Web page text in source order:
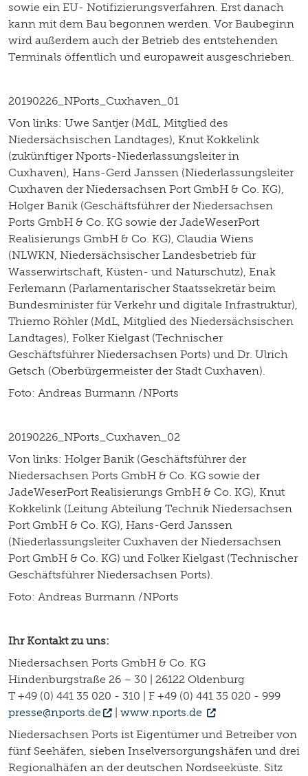
sowie ein EU- Notifizierungsverfahren. Erst danach
kann mit dem Bau begonnen werden. Vor Baubeginn
wird außerdem auch der Betrieb des entstehenden
Terminals öffentlich und europaweit ausgeschrieben.
20190226_NPorts_Cuxhaven_01
Von links: Uwe Santjer (MdL, Mitglied des
Niedersächsischen Landtages), Knut Kokkelink
(zukünftiger Nports-Niederlassungsleiter in
Cuxhaven), Hans-Gerd Janssen (Niederlassungsleiter
Cuxhaven der Niedersachsen Port GmbH & Co. KG),
Holger Banik (Geschäftsführer der Niedersachsen
Ports GmbH & Co. KG sowie der JadeWeserPort
Realisierungs GmbH & Co. KG), Claudia Wiens
(NLWKN, Niedersächsischer Landesbetrieb für
Wasserwirtschaft, Küsten- und Naturschutz), Enak
Ferlemann (Parlamentarischer Staatssekretär beim
Bundesminister für Verkehr und digitale Infrastruktur),
Thiemo Röhler (MdL, Mitglied des Niedersächsischen
Landtages), Folker Kielgast (Technischer
Geschäftsführer Niedersachsen Ports) und Dr. Ulrich
Getsch (Oberbürgermeister der Stadt Cuxhaven).
Foto: Andreas Burmann /NPorts
20190226_NPorts_Cuxhaven_02
Von links: Holger Banik (Geschäftsführer der
Niedersachsen Ports GmbH & Co. KG sowie der
JadeWeserPort Realisierungs GmbH & Co. KG), Knut
Kokkelink (Leitung Abteilung Technik Niedersachsen
Port GmbH & Co. KG), Hans-Gerd Janssen
(Niederlassungsleiter Cuxhaven der Niedersachsen
Port GmbH & Co. KG) und Folker Kielgast (Technischer
Geschäftsführer Niedersachsen Ports).
Foto: Andreas Burmann /NPorts
Ihr Kontakt zu uns:
Niedersachsen Ports GmbH & Co. KG
Hindenburgstraße 26 – 30 | 26122 Oldenburg
T +49 (0) 441 35 020 - 310 | F +49 (0) 441 35 020 - 999
presse@nports.de
| www.nports.de
Niedersachsen Ports ist Eigentümer und Betreiber von
fünf Seehäfen, sieben Inselversorgungshäfen und drei
Regionalhäfen an der deutschen Nordseeküste. Sitz